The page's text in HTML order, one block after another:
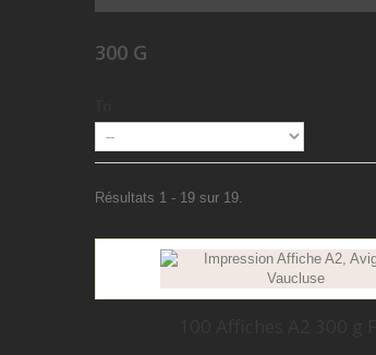
300 G
Résultats 1 - 19 sur 19.